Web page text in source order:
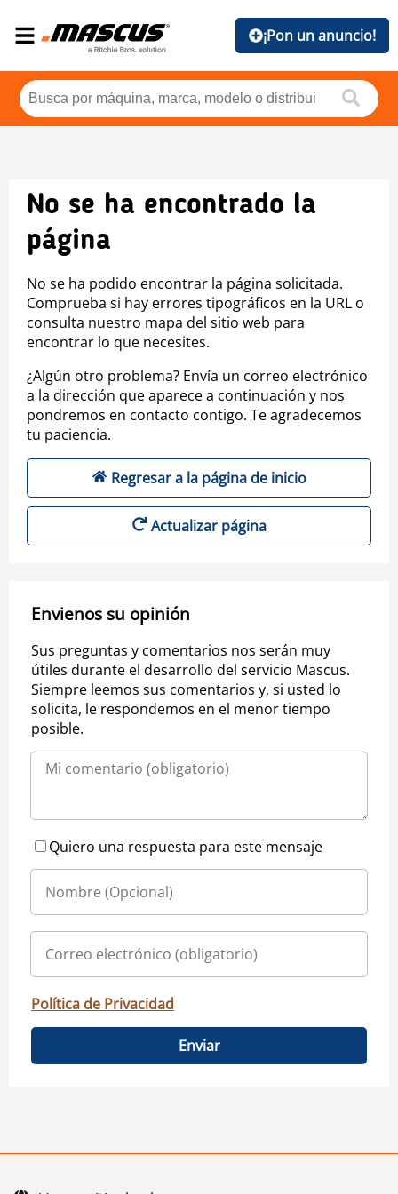
¡Pon un anuncio!
No se ha encontrado la
página
No se ha podido encontrar la página solicitada.
Comprueba si hay errores tipográficos en la URL o
consulta nuestro mapa del sitio web para
encontrar lo que necesites.
¿Algún otro problema? Envía un correo electrónico
a la dirección que aparece a continuación y nos
pondremos en contacto contigo. Te agradecemos
tu paciencia.
Regresar a la página de inicio
Actualizar página
Envienos su opinión
Sus preguntas y comentarios nos serán muy
útiles durante el desarrollo del servicio Mascus.
Siempre leemos sus comentarios y, si usted lo
solicita, le respondemos en el menor tiempo
posible.
Quiero una respuesta para este mensaje
Política de Privacidad
Enviar